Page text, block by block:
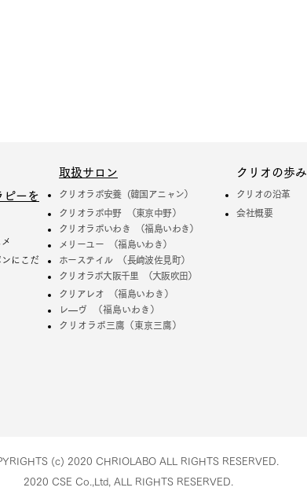
ピーを
にこだ
取扱サロン
クリオラボ安養 (韓国アニャン）
クリオラボ中野 （東京中野）
クリオラボいわき （福島いわき）
メリーユー （福島いわき）
ホーステイル （長崎波佐見町）
クリオラボ大阪千里 （大阪吹田）
クリアレオ （福島いわき）
レ―ヴ （福島いわき）
クリオラボ三鷹（東京三鷹）
クリオの歩み
クリオの沿革
​会社概要
(c) 2020 CHRIOLABO ALL RIGHTS RESERVED.
2020 CSE Co.,Ltd, ALL RIGHTS RESERVED.